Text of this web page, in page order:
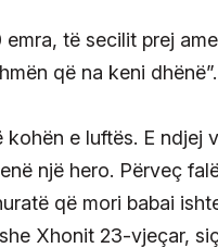
të secilit prej
që na keni dhënë”.
e luftës. E ndjej
një hero. Përveç
që mori babai
Xhonit 23-vjeçar,